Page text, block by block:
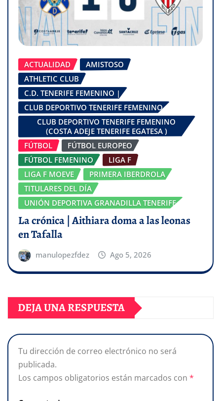
ACTUALIDAD
AMISTOSO
ATHLETIC CLUB
C.D. TENERIFE FEMENINO |
CLUB DEPORTIVO TENERIFE FEMENINO
CLUB DEPORTIVO TENERIFE FEMENINO
(COSTA ADEJE TENERIFE EGATESA )
FÚTBOL
FÚTBOL EUROPEO
FÚTBOL FEMENINO
LIGA F
LIGA F MOEVE
PRIMERA IBERDROLA
TITULARES DEL DÍA
UNIÓN DEPORTIVA GRANADILLA TENERIFE
La crónica | Aithiara doma a las leonas
en Tafalla
manulopezfdez Ago 5, 2026
DEJA UNA RESPUESTA
Tu dirección de correo electrónico no será
publicada.
Los campos obligatorios están marcados con *